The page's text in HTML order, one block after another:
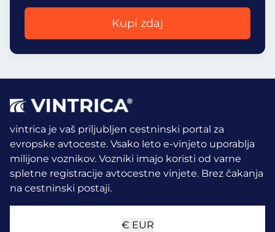
Kupi zdaj
vintrica je vaš priljubljen cestninski portal za
evropske avtoceste. Vsako leto e-vinjeto uporablja
milijone voznikov. Vozniki imajo koristi od varne
spletne registracije avtocestne vinjete. Brez čakanja
na cestninski postaji.
€ EUR